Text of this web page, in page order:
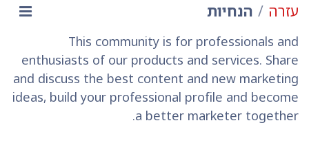
עזרה הנחיות
This community is for professionals and
enthusiasts of our products and services. Share
and discuss the best content and new marketing
ideas, build your professional profile and become
a better marketer together.